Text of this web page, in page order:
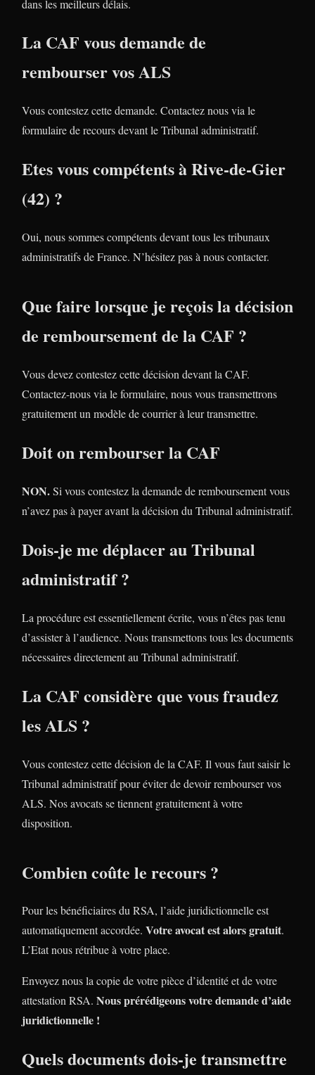
dans les meilleurs délais.
La CAF vous demande de
rembourser vos ALS
Vous contestez cette demande. Contactez nous via le
formulaire de recours devant le Tribunal administratif.
Etes vous compétents à Rive-de-Gier
(42) ?
Oui, nous sommes compétents devant tous les tribunaux
administratifs de France. N’hésitez pas à nous contacter.
Que faire lorsque je reçois la décision
de remboursement de la CAF ?
Vous devez contestez cette décision devant la CAF.
Contactez-nous via le formulaire, nous vous transmettrons
gratuitement un modèle de courrier à leur transmettre.
Doit on rembourser la CAF
NON.Si vous contestez la demande de remboursement vous
n’avez pas à payer avant la décision du Tribunal administratif.
Dois-je me déplacer au Tribunal
administratif ?
La procédure est essentiellement écrite, vous n’êtes pas tenu
d’assister à l’audience. Nous transmettons tous les documents
nécessaires directement au Tribunal administratif.
La CAF considère que vous fraudez
les ALS ?
Vous contestez cette décision de la CAF. Il vous faut saisir le
Tribunal administratif pour éviter de devoir rembourser vos
ALS. Nos avocats se tiennent gratuitement à votre
disposition.
Combien coûte le recours ?
Pour les bénéficiaires du RSA, l’aide juridictionnelle est
automatiquement accordée. Votre avocat est alors gratuit.
L’Etat nous rétribue à votre place.
Envoyez nous la copie de votre pièce d’identité et de votre
attestation RSA. Nous prérédigeons votre demande d’aide
juridictionnelle !
Quels documents dois-je transmettre